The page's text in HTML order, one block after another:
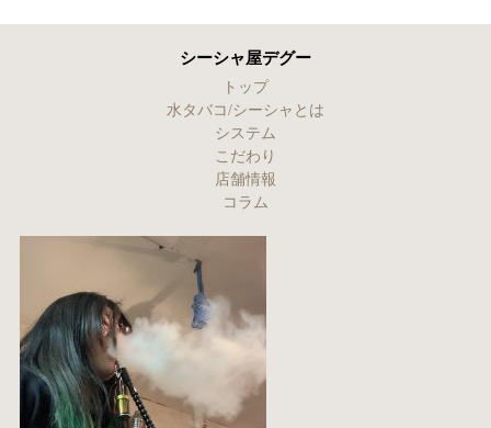
シーシャ屋デグー
トップ
水タバコ/シーシャとは
システム
こだわり
店舗情報
コラム